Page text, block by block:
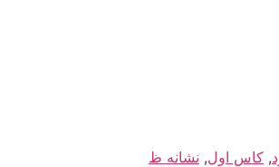
, کاس اول, نشانه ظ